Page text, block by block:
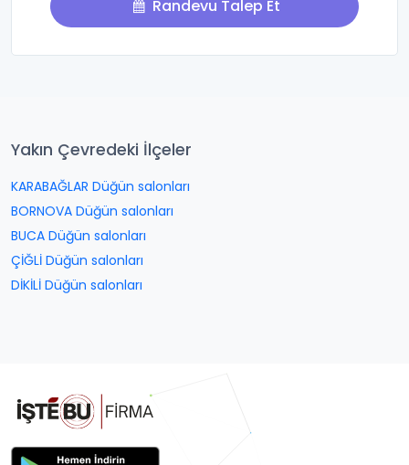
Randevu Talep Et
Yakın Çevredeki İlçeler
KARABAĞLAR Düğün salonları
BORNOVA Düğün salonları
BUCA Düğün salonları
ÇİĞLİ Düğün salonları
DİKİLİ Düğün salonları